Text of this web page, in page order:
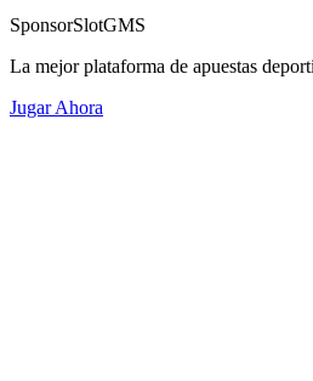
SponsorSlotGMS
La mejor plataforma de apuestas
Jugar Ahora